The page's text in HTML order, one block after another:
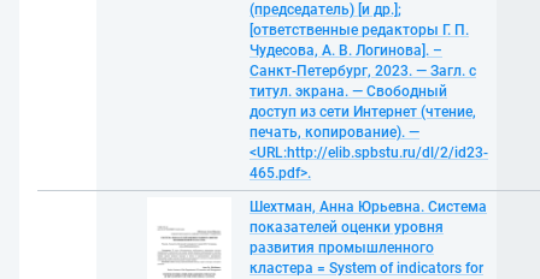
(председатель) [и др.];
[ответственные редакторы Г. П.
Чудесова, А. В. Логинова]. –
Санкт-Петербург, 2023. — Загл. с
титул. экрана. — Свободный
доступ из сети Интернет (чтение,
печать, копирование). —
<URL:http://elib.spbstu.ru/dl/2/id23-
465.pdf>.
Шехтман, Анна Юрьевна. Система
показателей оценки уровня
развития промышленного
кластера = System of indicators for